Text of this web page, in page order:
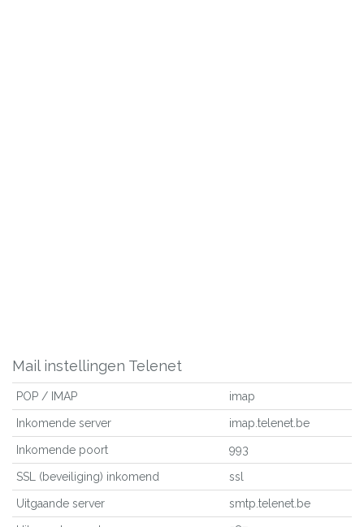
Mail instellingen Telenet
POP / IMAP imap
Inkomende server imap.telenet.be
Inkomende poort 993
SSL (beveiliging) inkomend ssl
Uitgaande server smtp.telenet.be